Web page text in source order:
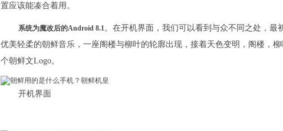
置应该能凑合着用。
系统为魔改后的Android 8.1 。在开机界面，我们可以看到与众不同之处，最
优美轻柔的朝鲜音乐，一座阁楼与柳叶的轮廓出现，接着天色变明，阁楼，
个朝鲜文Logo。
开机界面